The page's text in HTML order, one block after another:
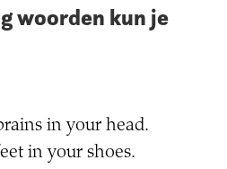
woorden kun je
in your head.
in your shoes.